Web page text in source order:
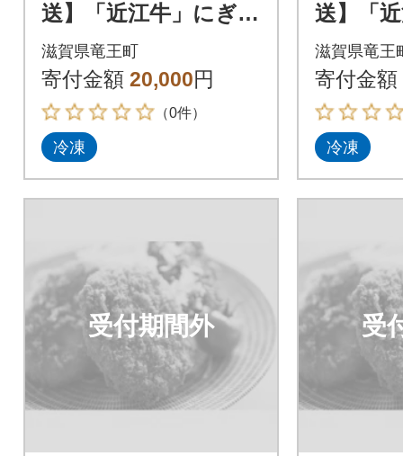
送】「近江牛」にぎわ
いセット
滋賀県竜王町
寄付金額 20,000円
（0件）
冷凍
送】「
いセッ
滋賀県竜王
寄付金額
冷凍
受付期間外 受